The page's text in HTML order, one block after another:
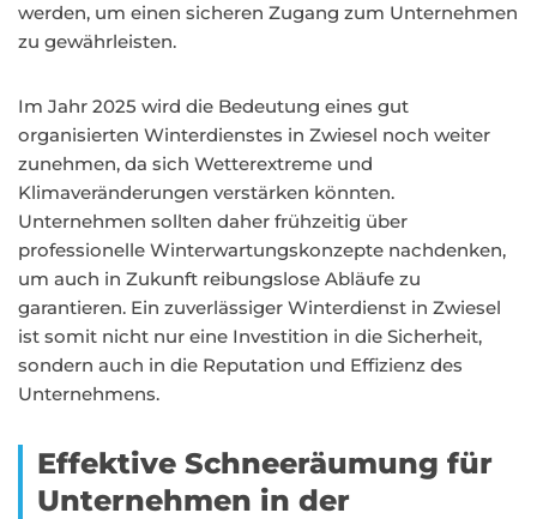
werden, um einen sicheren Zugang zum Unternehmen
zu gewährleisten.
Im Jahr 2025 wird die Bedeutung eines gut
organisierten Winterdienstes in Zwiesel noch weiter
zunehmen, da sich Wetterextreme und
Klimaveränderungen verstärken könnten.
Unternehmen sollten daher frühzeitig über
professionelle Winterwartungskonzepte nachdenken,
um auch in Zukunft reibungslose Abläufe zu
garantieren. Ein zuverlässiger Winterdienst in Zwiesel
ist somit nicht nur eine Investition in die Sicherheit,
sondern auch in die Reputation und Effizienz des
Unternehmens.
Effektive Schneeräumung für
Unternehmen in der